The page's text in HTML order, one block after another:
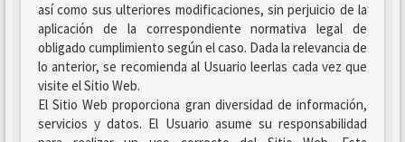
así como sus ulteriores modificaciones, sin perjuicio de la
aplicación de la correspondiente normativa legal de
obligado cumplimiento según el caso. Dada la relevancia de
lo anterior, se recomienda al Usuario leerlas cada vez que
visite el Sitio Web.
El Sitio Web proporciona gran diversidad de información,
servicios y datos. El Usuario asume su responsabilidad